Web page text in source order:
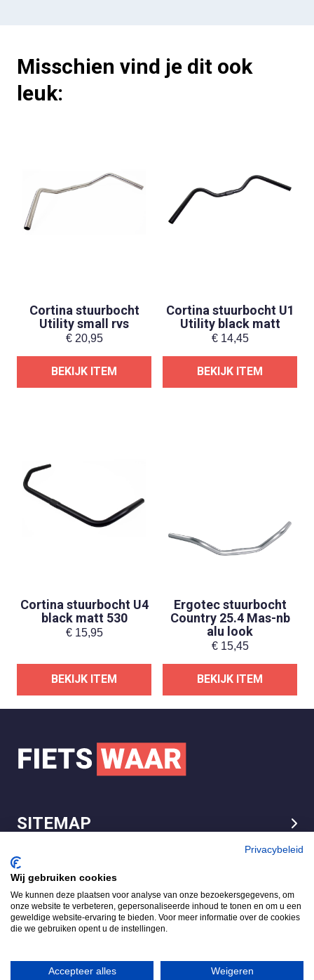
Misschien vind je dit ook
leuk:
Cortina stuurbocht
Utility small rvs
€20,95
BEKIJK ITEM
Cortina stuurbocht U1
Utility black matt
€14,45
BEKIJK ITEM
Cortina stuurbocht U4
black matt 530
€15,95
BEKIJK ITEM
Ergotec stuurbocht
Country 25.4 Mas-nb
alu look
€15,45
BEKIJK ITEM
SITEMAP
LEGAL
FietsWaar.nl
4.7
Gebaseerd op 540 reviews
Review ons op
Privacybeleid
Wij gebruiken cookies
We kunnen deze plaatsen voor analyse van onze bezoekersgegevens, om
onze website te verbeteren, gepersonaliseerde inhoud te tonen en om u een
geweldige website-ervaring te bieden. Voor meer informatie over de cookies
die we gebruiken opent u de instellingen.
Accepteer alles Weigeren